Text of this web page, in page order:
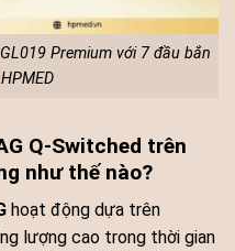
Premium với 7 đầu bắn
Q-Switched trên
như thế nào?
hoạt động dựa trên
lượng cao trong thời gian